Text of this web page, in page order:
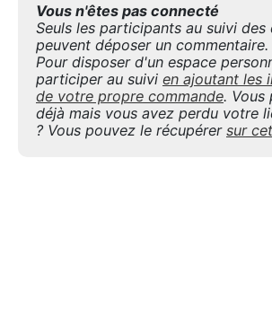
Vous n'êtes pas connecté
Seuls les participants au suivi des
peuvent déposer un commentaire.
Pour disposer d'un espace
participer au suivi en ajoutant les
de votre propre commande. Vous
déjà mais vous avez perdu votre
? Vous pouvez le récupérer sur